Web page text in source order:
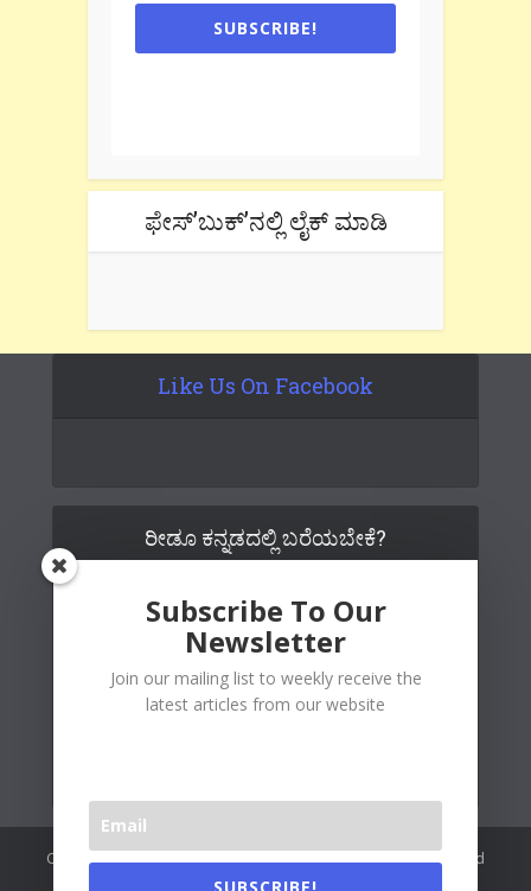
SUBSCRIBE!
ಫೇಸ್’ಬುಕ್’ನಲ್ಲಿ ಲೈಕ್ ಮಾಡಿ
Like Us On Facebook
ರೀಡೂ ಕನ್ನಡದಲ್ಲಿ ಬರೆಯಬೇಕೆ?
Copywrite© 2026 Readoo Media Private Limited. Created and
maintained byThe Web People
Subscribe To Our
Newsletter
Join our mailing list to weekly receive the
latest articles from our website